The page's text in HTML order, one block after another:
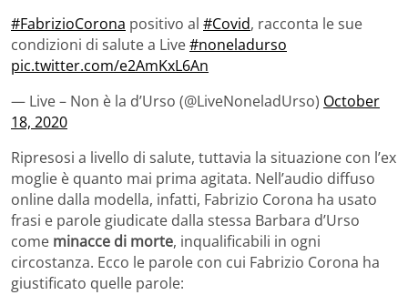
#FabrizioCorona positivo al #Covid, racconta le sue
condizioni di salute a Live#noneladurso
pic.twitter.com/e2AmKxL6An
— Live – Non è la d’Urso (@LiveNoneladUrso) October
18, 2020
Ripresosi a livello di salute, tuttavia la situazione con l’ex
moglie è quanto mai prima agitata. Nell’audio diffuso
online dalla modella, infatti, Fabrizio Corona ha usato
frasi e parole giudicate dalla stessa Barbara d’Urso
come minacce di morte, inqualificabili in ogni
circostanza. Ecco le parole con cui Fabrizio Corona ha
giustificato quelle parole: